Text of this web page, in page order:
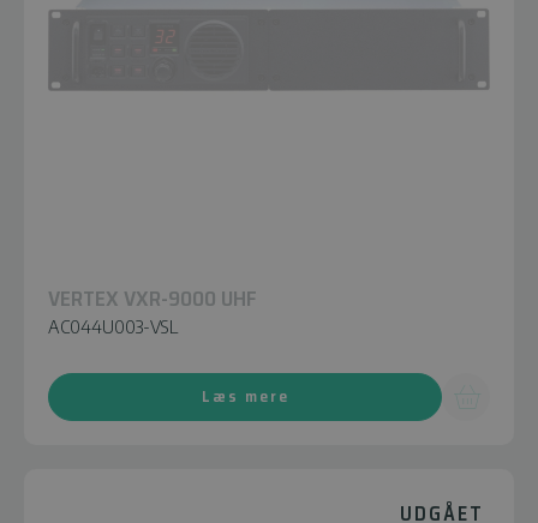
VERTEX VXR-9000 UHF
AC044U003-VSL
Læs mere
UDGÅET